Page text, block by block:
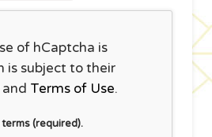
of hCaptcha is
is subject to their
and Terms of Use.
(required).